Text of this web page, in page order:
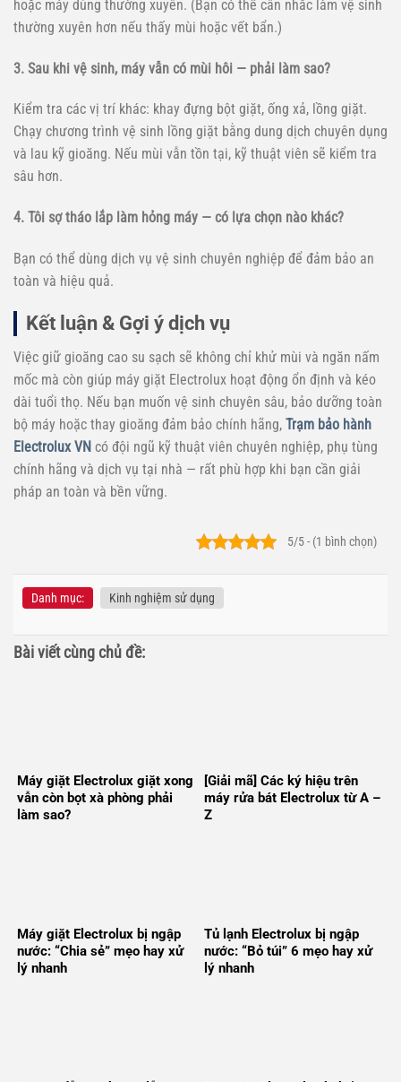
hoặc máy dùng thường xuyên. (Bạn có thể cân nhắc làm vệ sinh
thường xuyên hơn nếu thấy mùi hoặc vết bẩn.)
3. Sau khi vệ sinh, máy vẫn có mùi hôi — phải làm sao?
Kiểm tra các vị trí khác: khay đựng bột giặt, ống xả, lồng giặt.
Chạy chương trình vệ sinh lồng giặt bằng dung dịch chuyên dụng
và lau kỹ gioăng. Nếu mùi vẫn tồn tại, kỹ thuật viên sẽ kiểm tra
sâu hơn.
4. Tôi sợ tháo lắp làm hỏng máy — có lựa chọn nào khác?
Bạn có thể dùng dịch vụ vệ sinh chuyên nghiệp để đảm bảo an
toàn và hiệu quả.
Kết luận & Gợi ý dịch vụ
Việc giữ gioăng cao su sạch sẽ không chỉ khử mùi và ngăn nấm
mốc mà còn giúp máy giặt Electrolux hoạt động ổn định và kéo
dài tuổi thọ. Nếu bạn muốn vệ sinh chuyên sâu, bảo dưỡng toàn
bộ máy hoặc thay gioăng đảm bảo chính hãng, Trạm bảo hành
Electrolux VN có đội ngũ kỹ thuật viên chuyên nghiệp, phụ tùng
chính hãng và dịch vụ tại nhà — rất phù hợp khi bạn cần giải
pháp an toàn và bền vững.
5/5 - (1 bình chọn)
Danh mục: Kinh nghiệm sử dụng
Bài viết cùng chủ đề:
Máy giặt Electrolux giặt xong
vẫn còn bọt xà phòng phải
làm sao?
[Giải mã] Các ký hiệu trên
máy rửa bát Electrolux từ A –
Z
Máy giặt Electrolux bị ngập
nước: “Chia sẻ” mẹo hay xử
lý nhanh
Tủ lạnh Electrolux bị ngập
nước: “Bỏ túi” 6 mẹo hay xử
lý nhanh